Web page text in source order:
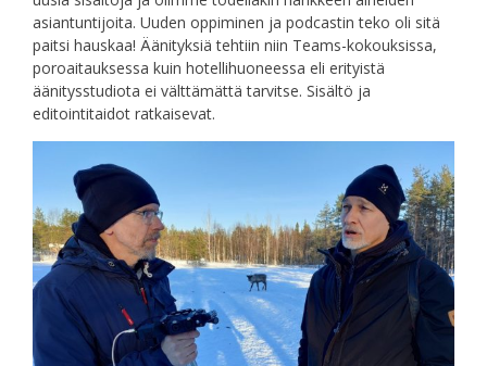
asiantuntijoita. Uuden oppiminen ja podcastin teko oli sitä
paitsi hauskaa! Äänityksiä tehtiin niin Teams-kokouksissa,
poroaitauksessa kuin hotellihuoneessa eli erityistä
äänitysstudiota ei välttämättä tarvitse. Sisältö ja
editointitaidot ratkaisevat.